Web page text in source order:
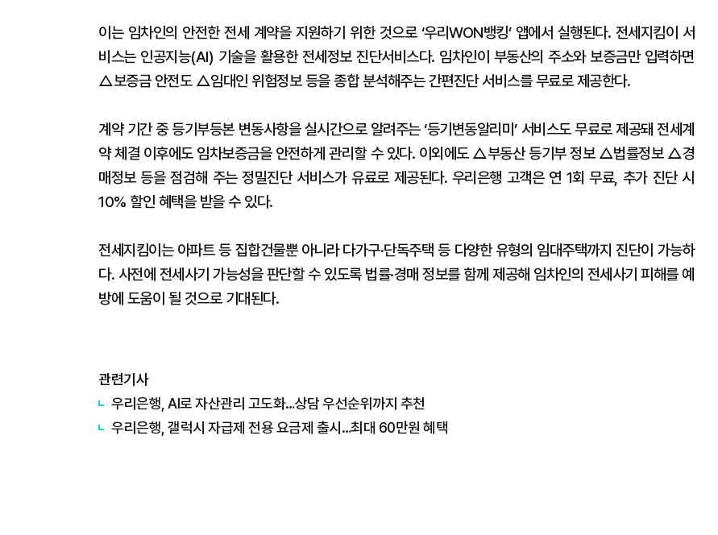
이는 임차인의 안전한 전세 계약을 지원하기 위한 것으로 ‘우리WON뱅킹’ 앱에서 실행된다. 전세지킴이 서
비스는 인공지능(AI) 기술을 활용한 전세정보 진단서비스다. 임차인이 부동산의 주소와 보증금만 입력하면
△보증금 안전도 △임대인 위험정보 등을 종합 분석해주는 간편진단 서비스를 무료로 제공한다.
계약 기간 중 등기부등본 변동사항을 실시간으로 알려주는 ‘등기변동알리미’ 서비스도 무료로 제공돼 전세계
약 체결 이후에도 임차보증금을 안전하게 관리할 수 있다. 이외에도 △부동산 등기부 정보 △법률정보 △경
매정보 등을 점검해 주는 정밀진단 서비스가 유료로 제공된다. 우리은행 고객은 연 1회 무료, 추가 진단 시
10% 할인 혜택을 받을 수 있다.
전세지킴이는 아파트 등 집합건물뿐 아니라 다가구·단독주택 등 다양한 유형의 임대주택까지 진단이 가능하
다. 사전에 전세사기 가능성을 판단할 수 있도록 법률·경매 정보를 함께 제공해 임차인의 전세사기 피해를 예
방에 도움이 될 것으로 기대된다.
관련기사
우리은행, AI로 자산관리 고도화…상담 우선순위까지 추천
우리은행, 갤럭시 자급제 전용 요금제 출시…최대 60만원 혜택